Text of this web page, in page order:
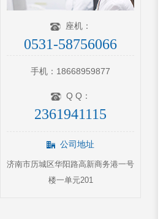
座机：
0531-58756066
手机：18668959877
Q Q：
2361941115
公司地址
济南市历城区华阳路高新商务港一号
楼一单元201